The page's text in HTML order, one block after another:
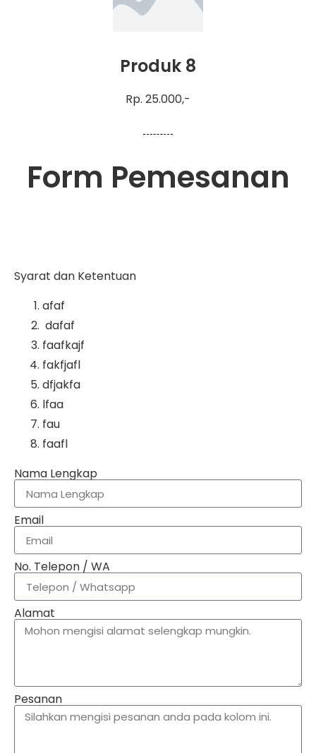
Produk 8
Rp. 25.000,-
Form Pemesanan
Syarat dan Ketentuan
afaf
dafaf
faafkajf
fakfjafl
dfjakfa
lfaa
fau
faafl
Nama Lengkap
Email
No. Telepon / WA
Alamat
Pesanan